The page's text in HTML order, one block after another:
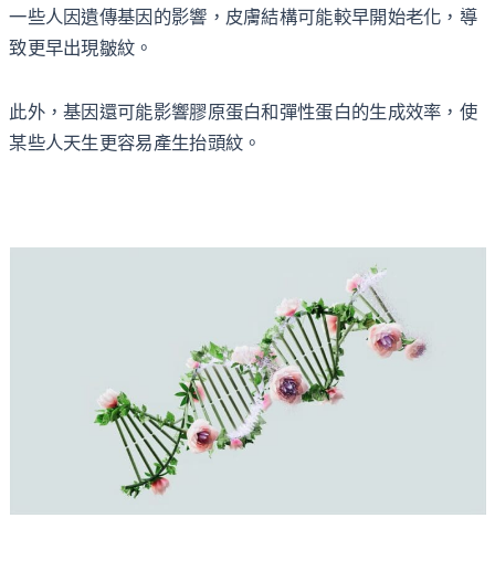
一些人因遺傳基因的影響，皮膚結構可能較早開始老化，導
致更早出現皺紋。
此外，基因還可能影響膠原蛋白和彈性蛋白的生成效率，使
某些人天生更容易產生抬頭紋。